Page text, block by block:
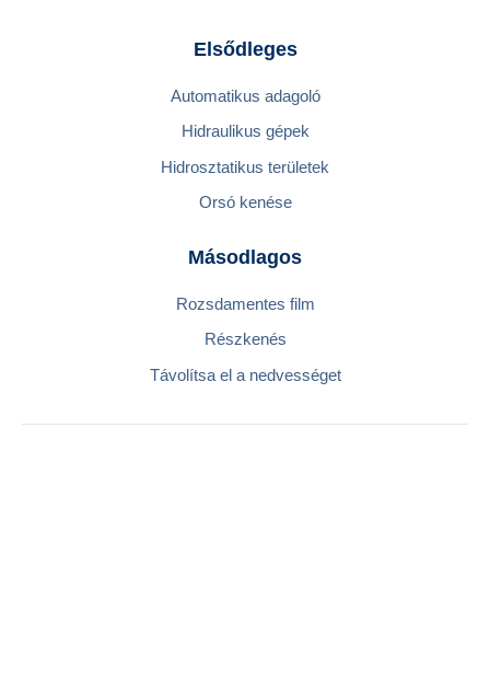
Elsődleges
Automatikus adagoló
Hidraulikus gépek
Hidrosztatikus területek
Orsó kenése
Másodlagos
Rozsdamentes film
Részkenés
Távolítsa el a nedvességet